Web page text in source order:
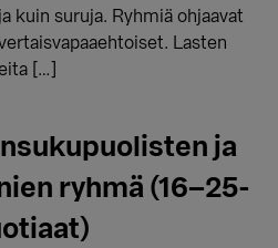
kuin suruja. Ryhmiä ohjaavat
Lasten
[…]
ja
ryhmä (16–25-